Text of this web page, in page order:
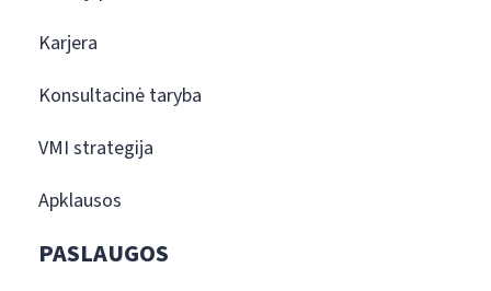
Karjera
Konsultacinė taryba
VMI strategija
Apklausos
PASLAUGOS